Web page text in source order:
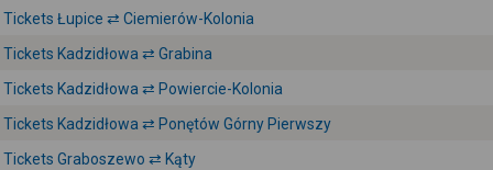
Tickets Łupice ⇄ Ciemierów-Kolonia
Tickets Kadzidłowa ⇄ Grabina
Tickets Kadzidłowa ⇄ Powiercie-Kolonia
Tickets Kadzidłowa ⇄ Ponętów Górny Pierwszy
Tickets Graboszewo ⇄ Kąty